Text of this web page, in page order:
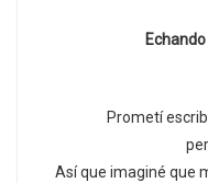
Prometí
Así que imaginé que